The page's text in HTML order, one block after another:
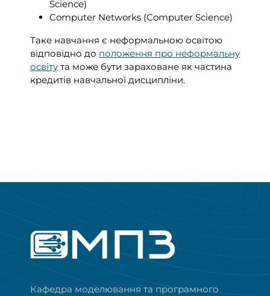
Science)
Computer Networks (Computer Science)
Таке навчання є неформальною освітою
відповідно до положення про неформальну
освіту та може бути зараховане як частина
кредитів навчальної дисципліни.
Кафедра моделювання та програмного